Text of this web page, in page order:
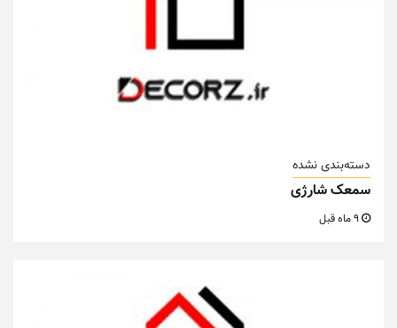
دسته‌بندی نشده
سمعک شارژی